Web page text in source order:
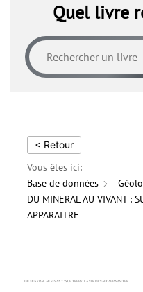
Quel livre
< Retour
Vous êtes ici:
Base de données
DU MINERAL AU VIVANT :
APPARAITRE
DU MINERAL AU VIVANT : SUR TERRE, LA VIE DEVAIT APPARAITRE